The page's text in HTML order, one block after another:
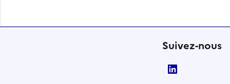
Suivez-nous